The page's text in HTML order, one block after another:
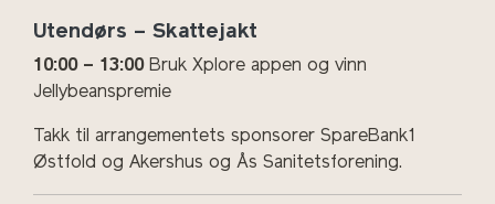
Utendørs – Skattejakt
10:00 – 13:00Bruk Xplore appen og vinn
Jellybeanspremie
Takk til arrangementets sponsorer SpareBank1
Østfold og Akershus og Ås Sanitetsforening.